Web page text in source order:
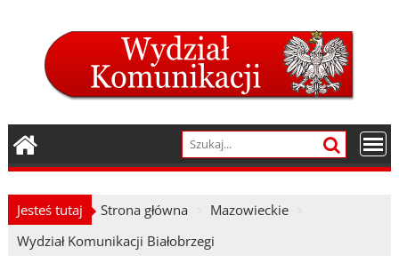
Jesteś tutaj Strona główna
Mazowieckie
Wydział Komunikacji Białobrzegi